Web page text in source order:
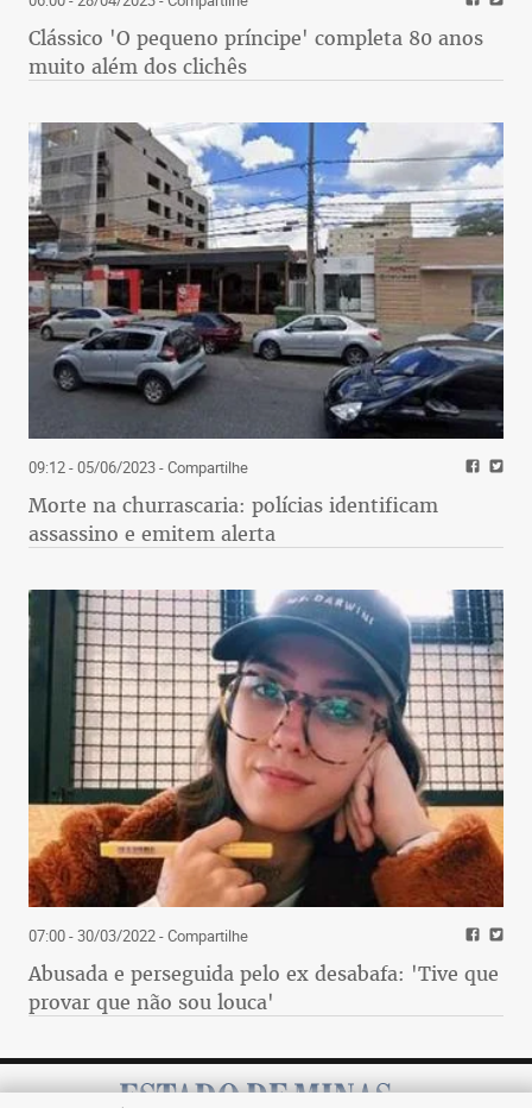
Clássico 'O pequeno príncipe' completa 80 anos
muito além dos clichês
09:12 - 05/06/2023- Compartilhe
Morte na churrascaria: polícias identificam
assassino e emitem alerta
07:00 - 30/03/2022- Compartilhe
Abusada e perseguida pelo ex desabafa: 'Tive que
provar que não sou louca'